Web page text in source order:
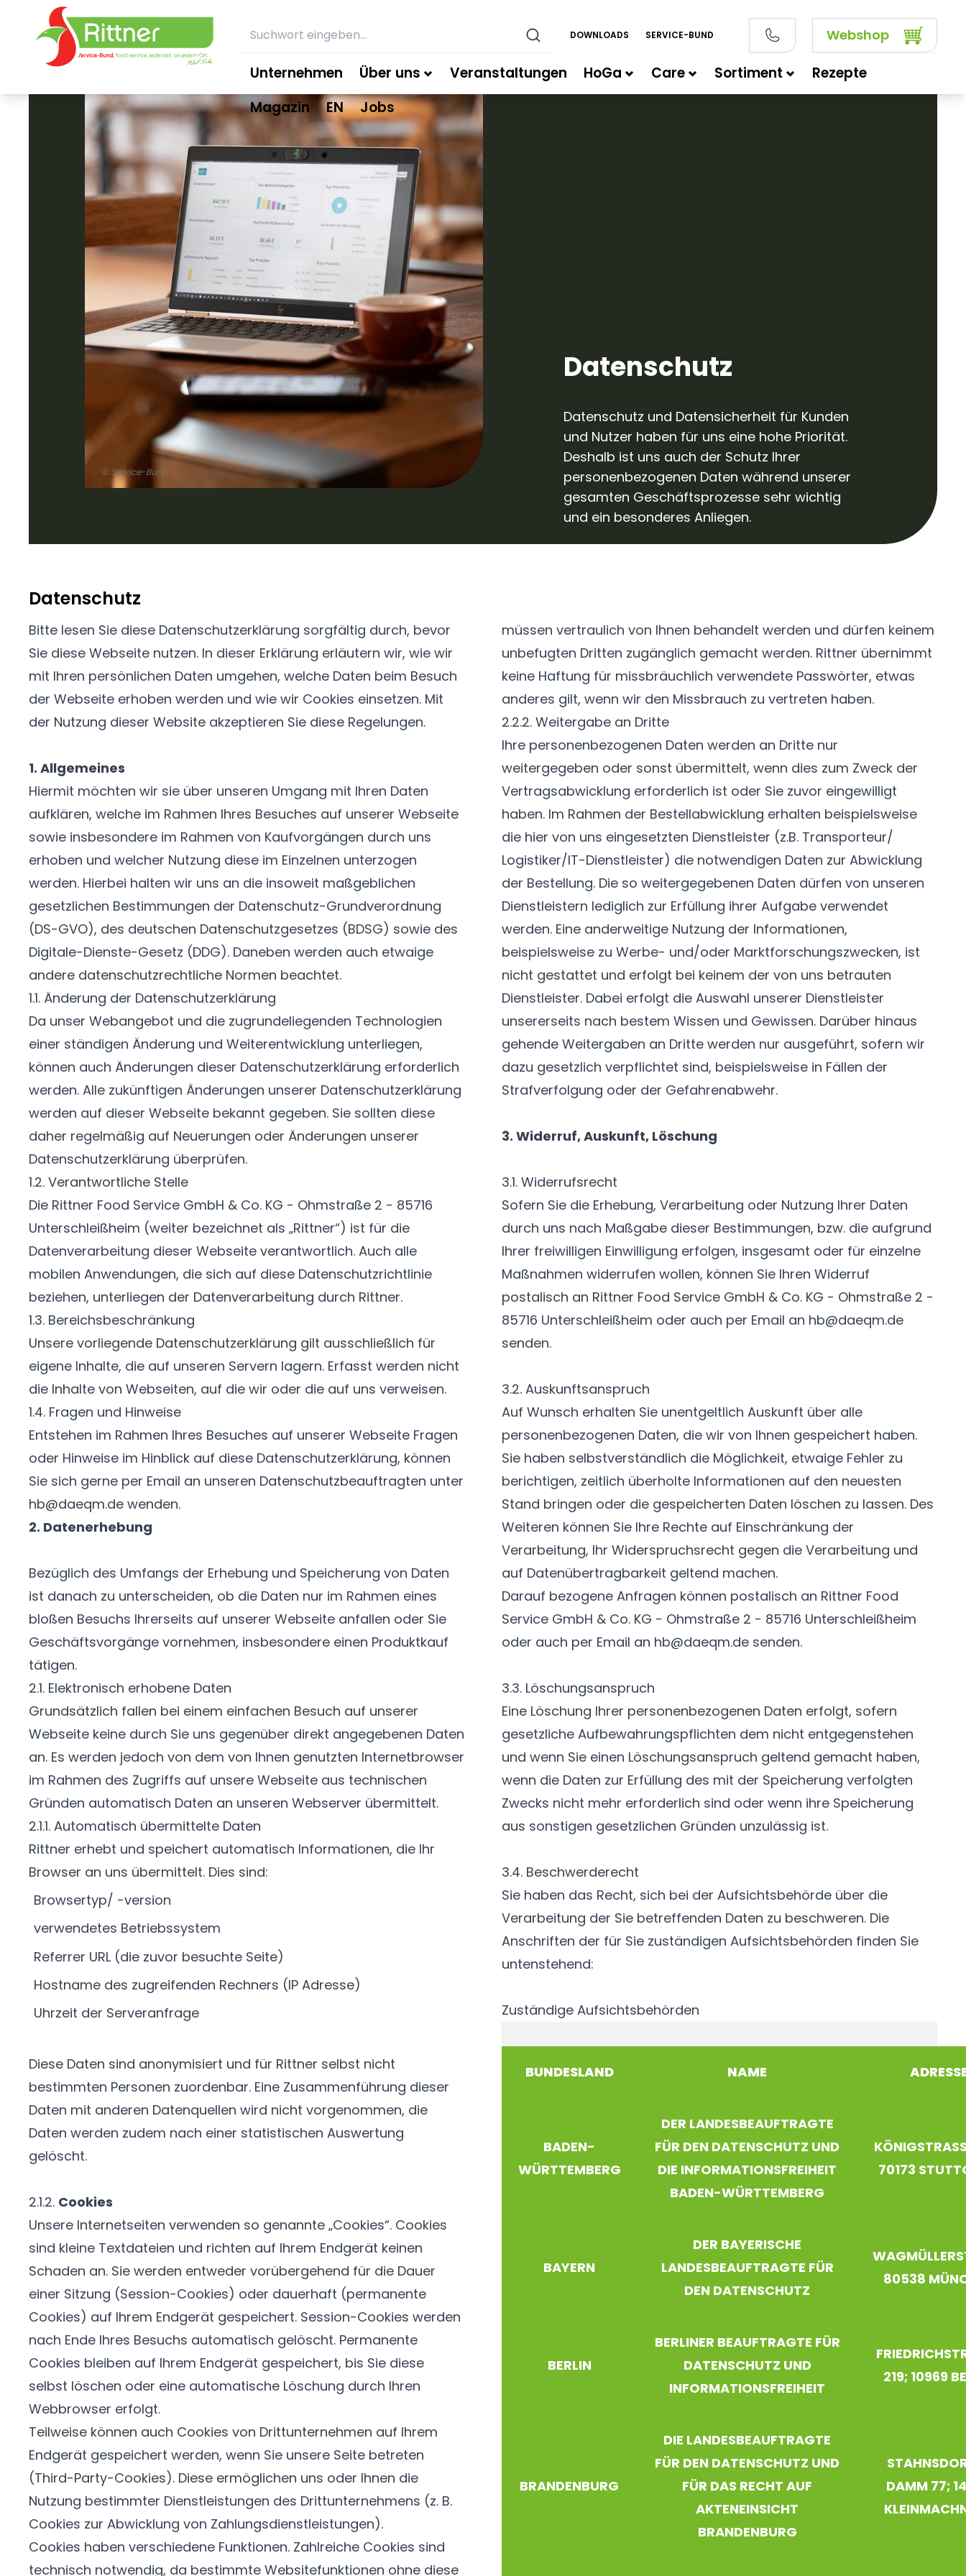
DOWNLOADS SERVICE-BUND Webshop
Unternehmen Über uns Veranstaltungen HoGa Care Sortiment
Rezepte
Magazin
EN Jobs
© Service-Bund
Datenschutz
Datenschutz und Datensicherheit für Kunden
und Nutzer haben für uns eine hohe Priorität.
Deshalb ist uns auch der Schutz Ihrer
personenbezogenen Daten während unserer
gesamten Geschäftsprozesse sehr wichtig
und ein besonderes Anliegen.
Datenschutz
Bitte lesen Sie diese Datenschutzerklärung sorgfältig durch, bevor
Sie diese Webseite nutzen. In dieser Erklärung erläutern wir, wie wir
mit Ihren persönlichen Daten umgehen, welche Daten beim Besuch
der Webseite erhoben werden und wie wir Cookies einsetzen. Mit
der Nutzung dieser Website akzeptieren Sie diese Regelungen.
1. Allgemeines
Hiermit möchten wir sie über unseren Umgang mit Ihren Daten
aufklären, welche im Rahmen Ihres Besuches auf unserer Webseite
sowie insbesondere im Rahmen von Kaufvorgängen durch uns
erhoben und welcher Nutzung diese im Einzelnen unterzogen
werden. Hierbei halten wir uns an die insoweit maßgeblichen
gesetzlichen Bestimmungen der Datenschutz-Grundverordnung
(DS-GVO), des deutschen Datenschutzgesetzes (BDSG) sowie des
Digitale-Dienste-Gesetz (DDG). Daneben werden auch etwaige
andere datenschutzrechtliche Normen beachtet.
1.1. Änderung der Datenschutzerklärung
Da unser Webangebot und die zugrundeliegenden Technologien
einer ständigen Änderung und Weiterentwicklung unterliegen,
können auch Änderungen dieser Datenschutzerklärung erforderlich
werden. Alle zukünftigen Änderungen unserer Datenschutzerklärung
werden auf dieser Webseite bekannt gegeben. Sie sollten diese
daher regelmäßig auf Neuerungen oder Änderungen unserer
Datenschutzerklärung überprüfen.
1.2. Verantwortliche Stelle
Die Rittner Food Service GmbH & Co. KG - Ohmstraße 2 - 85716
Unterschleißheim (weiter bezeichnet als „Rittner“) ist für die
Datenverarbeitung dieser Webseite verantwortlich. Auch alle
mobilen Anwendungen, die sich auf diese Datenschutzrichtlinie
beziehen, unterliegen der Datenverarbeitung durch Rittner.
1.3. Bereichsbeschränkung
Unsere vorliegende Datenschutzerklärung gilt ausschließlich für
eigene Inhalte, die auf unseren Servern lagern. Erfasst werden nicht
die Inhalte von Webseiten, auf die wir oder die auf uns verweisen.
1.4. Fragen und Hinweise
Entstehen im Rahmen Ihres Besuches auf unserer Webseite Fragen
oder Hinweise im Hinblick auf diese Datenschutzerklärung, können
Sie sich gerne per Email an unseren Datenschutzbeauftragten unter
hb@daeqm.de wenden.
2. Datenerhebung
Bezüglich des Umfangs der Erhebung und Speicherung von Daten
ist danach zu unterscheiden, ob die Daten nur im Rahmen eines
bloßen Besuchs Ihrerseits auf unserer Webseite anfallen oder Sie
Geschäftsvorgänge vornehmen, insbesondere einen Produktkauf
tätigen.
2.1. Elektronisch erhobene Daten
Grundsätzlich fallen bei einem einfachen Besuch auf unserer
Webseite keine durch Sie uns gegenüber direkt angegebenen Daten
an. Es werden jedoch von dem von Ihnen genutzten Internetbrowser
im Rahmen des Zugriffs auf unsere Webseite aus technischen
Gründen automatisch Daten an unseren Webserver übermittelt.
2.1.1. Automatisch übermittelte Daten
Rittner erhebt und speichert automatisch Informationen, die Ihr
Browser an uns übermittelt. Dies sind:
Browsertyp/ -version
verwendetes Betriebssystem
Referrer URL (die zuvor besuchte Seite)
Hostname des zugreifenden Rechners (IP Adresse)
Uhrzeit der Serveranfrage
Diese Daten sind anonymisiert und für Rittner selbst nicht
bestimmten Personen zuordenbar. Eine Zusammenführung dieser
Daten mit anderen Datenquellen wird nicht vorgenommen, die
Daten werden zudem nach einer statistischen Auswertung
gelöscht.
2.1.2. Cookies
Unsere Internetseiten verwenden so genannte „Cookies“. Cookies
sind kleine Textdateien und richten auf Ihrem Endgerät keinen
Schaden an. Sie werden entweder vorübergehend für die Dauer
einer Sitzung (Session-Cookies) oder dauerhaft (permanente
Cookies) auf Ihrem Endgerät gespeichert. Session-Cookies werden
nach Ende Ihres Besuchs automatisch gelöscht. Permanente
Cookies bleiben auf Ihrem Endgerät gespeichert, bis Sie diese
selbst löschen oder eine automatische Löschung durch Ihren
Webbrowser erfolgt.
Teilweise können auch Cookies von Drittunternehmen auf Ihrem
Endgerät gespeichert werden, wenn Sie unsere Seite betreten
(Third-Party-Cookies). Diese ermöglichen uns oder Ihnen die
Nutzung bestimmter Dienstleistungen des Drittunternehmens (z. B.
Cookies zur Abwicklung von Zahlungsdienstleistungen).
Cookies haben verschiedene Funktionen. Zahlreiche Cookies sind
technisch notwendig, da bestimmte Websitefunktionen ohne diese
müssen vertraulich von Ihnen behandelt werden und dürfen keinem
unbefugten Dritten zugänglich gemacht werden. Rittner übernimmt
keine Haftung für missbräuchlich verwendete Passwörter, etwas
anderes gilt, wenn wir den Missbrauch zu vertreten haben.
2.2.2. Weitergabe an Dritte
Ihre personenbezogenen Daten werden an Dritte nur
weitergegeben oder sonst übermittelt, wenn dies zum Zweck der
Vertragsabwicklung erforderlich ist oder Sie zuvor eingewilligt
haben. Im Rahmen der Bestellabwicklung erhalten beispielsweise
die hier von uns eingesetzten Dienstleister (z.B. Transporteur/
Logistiker/IT-Dienstleister) die notwendigen Daten zur Abwicklung
der Bestellung. Die so weitergegebenen Daten dürfen von unseren
Dienstleistern lediglich zur Erfüllung ihrer Aufgabe verwendet
werden. Eine anderweitige Nutzung der Informationen,
beispielsweise zu Werbe- und/oder Marktforschungszwecken, ist
nicht gestattet und erfolgt bei keinem der von uns betrauten
Dienstleister. Dabei erfolgt die Auswahl unserer Dienstleister
unsererseits nach bestem Wissen und Gewissen. Darüber hinaus
gehende Weitergaben an Dritte werden nur ausgeführt, sofern wir
dazu gesetzlich verpflichtet sind, beispielsweise in Fällen der
Strafverfolgung oder der Gefahrenabwehr.
3. Widerruf, Auskunft, Löschung
3.1. Widerrufsrecht
Sofern Sie die Erhebung, Verarbeitung oder Nutzung Ihrer Daten
durch uns nach Maßgabe dieser Bestimmungen, bzw. die aufgrund
Ihrer freiwilligen Einwilligung erfolgen, insgesamt oder für einzelne
Maßnahmen widerrufen wollen, können Sie Ihren Widerruf
postalisch an Rittner Food Service GmbH & Co. KG - Ohmstraße 2 -
85716 Unterschleißheim oder auch per Email an hb@daeqm.de
senden.
3.2. Auskunftsanspruch
Auf Wunsch erhalten Sie unentgeltlich Auskunft über alle
personenbezogenen Daten, die wir von Ihnen gespeichert haben.
Sie haben selbstverständlich die Möglichkeit, etwaige Fehler zu
berichtigen, zeitlich überholte Informationen auf den neuesten
Stand bringen oder die gespeicherten Daten löschen zu lassen. Des
Weiteren können Sie Ihre Rechte auf Einschränkung der
Verarbeitung, Ihr Widerspruchsrecht gegen die Verarbeitung und
auf Datenübertragbarkeit geltend machen.
Darauf bezogene Anfragen können postalisch an Rittner Food
Service GmbH & Co. KG - Ohmstraße 2 - 85716 Unterschleißheim
oder auch per Email an hb@daeqm.de senden.
3.3. Löschungsanspruch
Eine Löschung Ihrer personenbezogenen Daten erfolgt, sofern
gesetzliche Aufbewahrungspflichten dem nicht entgegenstehen
und wenn Sie einen Löschungsanspruch geltend gemacht haben,
wenn die Daten zur Erfüllung des mit der Speicherung verfolgten
Zwecks nicht mehr erforderlich sind oder wenn ihre Speicherung
aus sonstigen gesetzlichen Gründen unzulässig ist.
3.4. Beschwerderecht
Sie haben das Recht, sich bei der Aufsichtsbehörde über die
Verarbeitung der Sie betreffenden Daten zu beschweren. Die
Anschriften der für Sie zuständigen Aufsichtsbehörden finden Sie
untenstehend:
Zuständige Aufsichtsbehörden
BUNDESLAND NAME
BADEN-
WÜRTTEMBERG
DER LANDESBEAUFTRAGTE
FÜR DEN DATENSCHUTZ UND
DIE INFORMATIONSFREIHEIT
BADEN-WÜRTTEMBERG
70173
BAYERN
DER BAYERISCHE
LANDESBEAUFTRAGTE FÜR
DEN DATENSCHUTZ
80538
BERLIN
BERLINER BEAUFTRAGTE FÜR
DATENSCHUTZ UND
INFORMATIONSFREIHEIT
219; 10969
BRANDENBURG
DIE LANDESBEAUFTRAGTE
FÜR DEN DATENSCHUTZ UND
FÜR DAS RECHT AUF
AKTENEINSICHT
BRANDENBURG
DAMM 77;